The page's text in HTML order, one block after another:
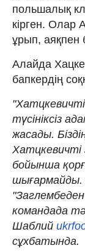
польшалық
кірген. Олар
ұрып, аяқпен
Алайда
бапкердің
түсініксіз
жасады.
Хатцкевичті
бойынша
шығармайды.
командада
Шаблий
сұхбатында.